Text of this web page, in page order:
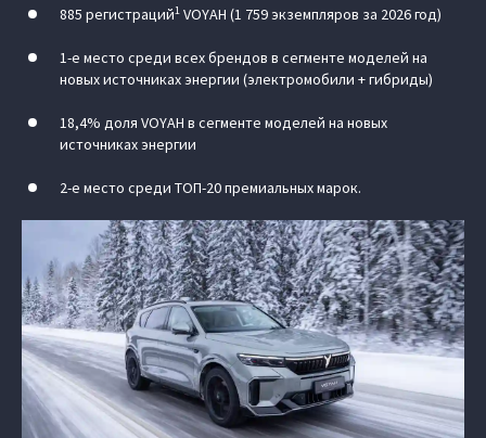
885 регистраций1 VOYAH (1 759 экземпляров за 2026 год)
1-е место среди всех брендов в сегменте моделей на
новых источниках энергии (электромобили + гибриды)
18,4% доля VOYAH в сегменте моделей на новых
источниках энергии
2-е место среди ТОП-20 премиальных марок.